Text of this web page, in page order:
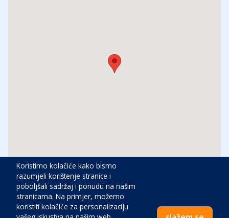
Udaljenost
Centar:1200m
Koristimo kolačiće kako bismo
razumjeli korištenje stranice i
poboljšali sadržaj i ponudu na našim
stranicama. Na primjer, možemo
koristiti kolačiće za personalizaciju